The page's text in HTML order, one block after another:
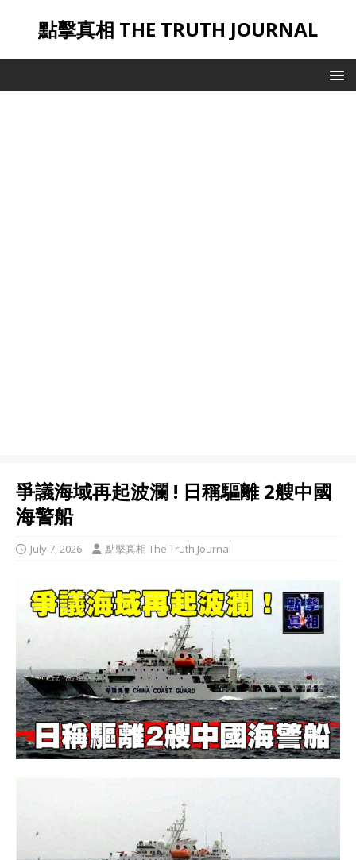
點擊真相 THE TRUTH JOURNAL
爭議海域再起波瀾 ! 日稱驅離 2艘中國
海警船
July 7, 2026 點擊真相 The Truth Journal